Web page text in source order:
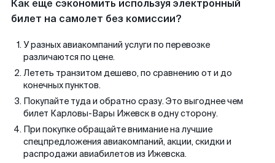
Как еще сэкономить используя электронный
билет на самолет без комиссии?
У разных авиакомпаний услуги по перевозке
различаются по цене.
Лететь транзитом дешево, по сравнению от и до
конечных пунктов.
Покупайте туда и обратно сразу. Это выгоднее чем
билет Карловы-Вары Ижевск в одну сторону.
При покупке обращайте внимание на лучшие
спецпредложения авиакомпаний, акции, скидки и
распродажи авиабилетов из Ижевска.